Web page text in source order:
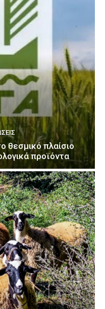
θεσμικό πλαίσιο
προϊόντα